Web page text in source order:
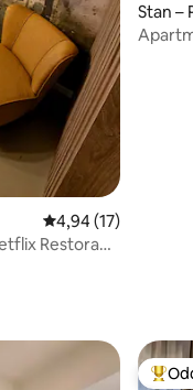
Prosječna ocjena:
4,94 (17)
Restoran
Stan –